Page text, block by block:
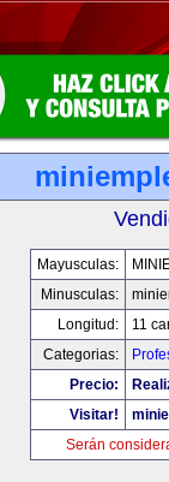
Mayusculas:
Minusculas:
Longitud:
11
Categorias:
Precio:
Visitar!
Serán